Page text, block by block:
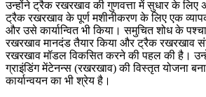
उन्होंने ट्रैक रखरखाव की गुणवत्ता में सुधार के लिए
ट्रैक रखरखाव के पूर्ण मशीनीकरण के लिए एक
और उसे कार्यान्वित भी किया। समुचित शोध के
रखरखाव मानदंड तैयार किया और ट्रैक रखरखाव
रखरखाव मॉडल विकसित करने की पहल की है।
ग्राइंडिंग मेंटेनन्स (रखरखाव) की विस्तृत योजना
कार्यान्वयन का भी श्रेय है।